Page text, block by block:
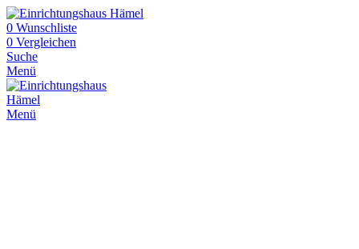
0 Wunschliste
0 Vergleichen
Suche
Menü
Menü